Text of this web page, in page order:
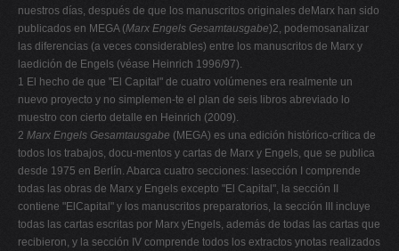
nuestros días, después de que los manuscritos originales deMarx han sido
publicados en MEGA (Marx Engels Gesamtausgabe)2, podemosanalizar
las diferencias (a veces considerables) entre los manuscritos de Marx y
laedición de Engels (véase Heinrich 1996/97).
1 El hecho de que "El Capital" de cuatro volúmenes era realmente un
nuevo proyecto y no simplemen-te el plan de seis libros abreviado lo
muestro con cierto detalle en Heinrich (2009).
2 Marx Engels Gesamtausgabe (MEGA) es una edición histórico-crítica de
todos los trabajos, docu-mentos y cartas de Marx y Engels, que se publica
desde 1975 en Berlín. Abarca cuatro secciones: lasección I comprende
todas las obras de Marx y Engels excepto "El Capital", la sección II
contiene "ElCapital" y los manuscritos preparatorios, la sección III incluye
todas las cartas escritas por Marx yEngels, además de todas las cartas que
recibieron, y la sección IV comprende todos los extractos ynotas realizados